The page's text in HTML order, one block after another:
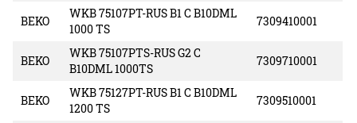
BEKO
WKB 75107PT-RUS B1 C B10DML
1000 TS
7309410001
BEKO
WKB 75107PTS-RUS G2 C
B10DML 1000TS
7309710001
BEKO
WKB 75127PT-RUS B1 C B10DML
1200 TS
7309510001